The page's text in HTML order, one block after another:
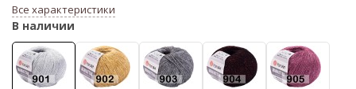
Все характеристики
В наличии